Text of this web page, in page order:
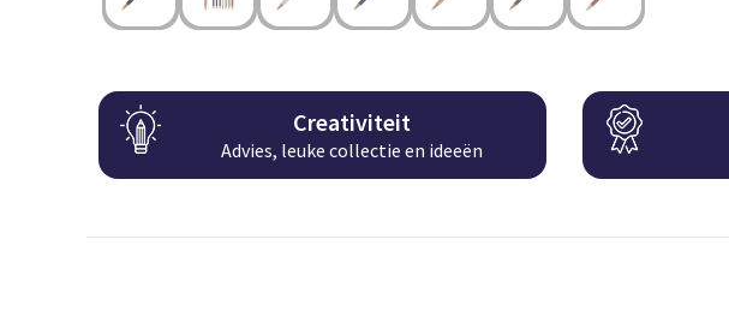
Creativiteit
Advies, leuke collectie en ideeën